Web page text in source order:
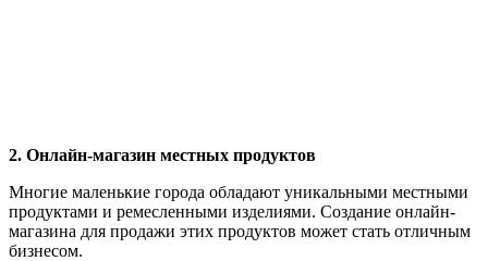
2. Онлайн-магазин местных продуктов
Многие маленькие города обладают уникальными местными
продуктами и ремесленными изделиями. Создание онлайн-
магазина для продажи этих продуктов может стать отличным
бизнесом.